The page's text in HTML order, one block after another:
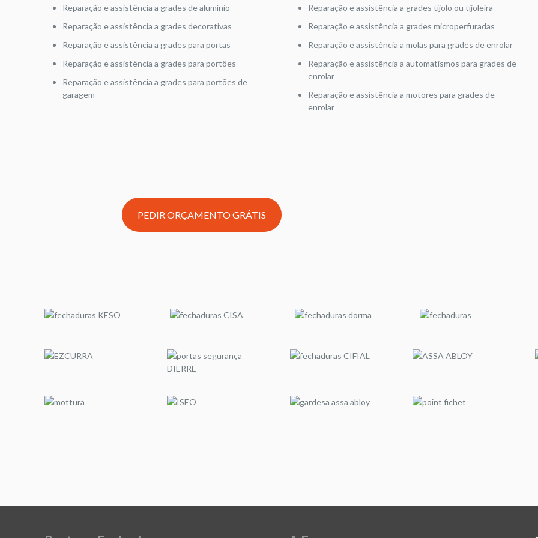
Reparação e assistência a grades de alumínio
Reparação e assistência a grades decorativas
Reparação e assistência a grades para portas
Reparação e assistência a grades para portões
Reparação e assistência a grades para portões de
garagem
Reparação e assistência a grades tijolo ou tijoleira
Reparação e assistência a grades microperfuradas
Reparação e assistência a molas para grades de enrolar
Reparação e assistência a automatismos para grades de
enrolar
Reparação e assistência a motores para grades de
enrolar
PEDIR ORÇAMENTO GRÁTIS